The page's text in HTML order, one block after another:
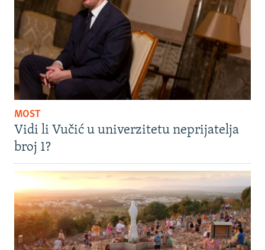
MOST
Vidi li Vučić u univerzitetu neprijatelja
broj 1?